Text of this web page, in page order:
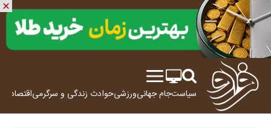
سیاستجام جهانیورزشیحوادث زندگی و سرگرمیاقتصاد